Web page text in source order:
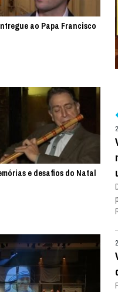
ao Papa Francisco
e desafios do Natal